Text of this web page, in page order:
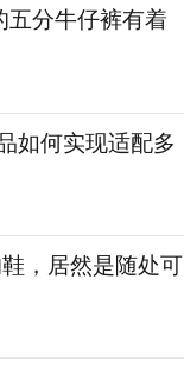
五分牛仔裤有着
如何实现适配多
，居然是随处可